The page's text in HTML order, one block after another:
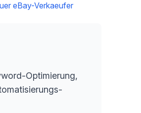
eBay-Verkaeufer
Optimierung,